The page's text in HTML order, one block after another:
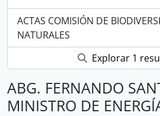
ACTAS COMISIÓN DE
NATURALES
Explorar 1
ABG. FERNANDO
MINISTRO DE